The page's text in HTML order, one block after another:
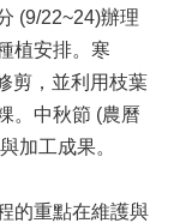
(9/22~24)辦理
植安排。寒
剪，並利用枝葉
。中秋節 (農曆
加工成果。
的重點在維護與